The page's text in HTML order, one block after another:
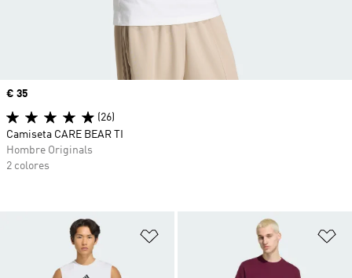
Añadir a la lista de deseos
Precio
€ 35
(26)
Camiseta CARE BEAR TI
Hombre Originals
2 colores